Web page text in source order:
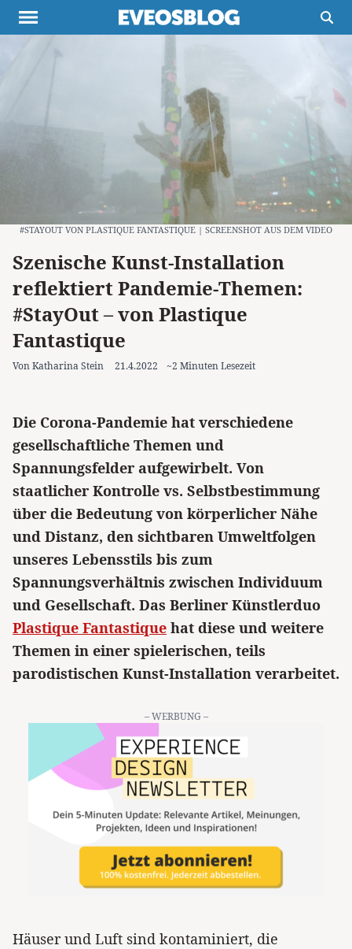
Über uns
Werbung
Newsletter
#STAYOUT VON PLASTIQUE FANTASTIQUE | SCREENSHOT AUS DEM VIDEO
Szenische Kunst-Installation
reflektiert Pandemie-Themen:
#StayOut – von Plastique
Fantastique
Von Katharina Stein 21.4.2022 ~2 Minuten Lesezeit
Die Corona-Pandemie hat verschiedene
gesellschaftliche Themen und
Spannungsfelder aufgewirbelt. Von
staatlicher Kontrolle vs. Selbstbestimmung
über die Bedeutung von körperlicher Nähe
und Distanz, den sichtbaren Umweltfolgen
unseres Lebensstils bis zum
Spannungsverhältnis zwischen Individuum
und Gesellschaft. Das Berliner Künstlerduo
Plastique Fantastique hat diese und weitere
Themen in einer spielerischen, teils
parodistischen Kunst-Installation verarbeitet.
– WERBUNG –
Häuser und Luft sind kontaminiert, die